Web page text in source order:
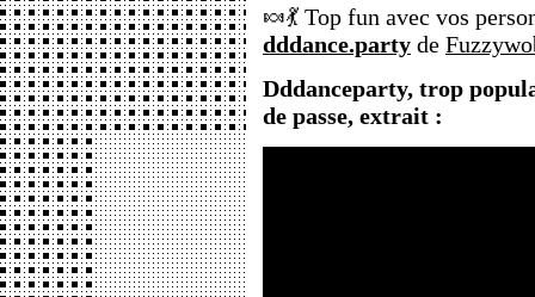
🍬💃 Top fun avec vos
dddance.party de
Dddanceparty, trop
de passe, extrait :